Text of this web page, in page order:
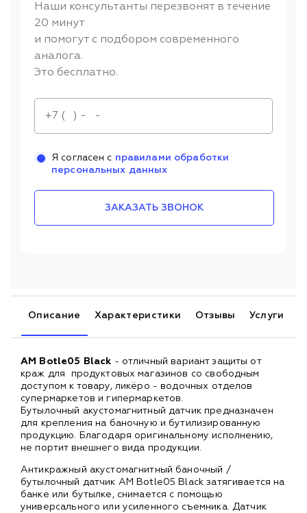
Наши консультанты перезвонят в течение
20 минут
и помогут с подбором современного
аналога.
Это бесплатно.
Я согласен с правилами обработки
персональных данных
ЗАКАЗАТЬ ЗВОНОК
Описание Характеристики Отзывы Услуги
AM Botle05 Black - отличный вариант защиты от
краж для продуктовых магазинов со свободным
доступом к товару, ликёро - водочных отделов
супермаркетов и гипермаркетов.
Бутылочный акустомагнитный датчик предназначен
для крепления на баночную и бутилизированную
продукцию. Благодаря оригинальному исполнению,
не портит внешнего вида продукции.
Антикражный акустомагнитный баночный /
бутылочный датчик AM Botle05 Black затягивается на
банке или бутылке, снимается с помощью
универсального или усиленного съемника. Датчик